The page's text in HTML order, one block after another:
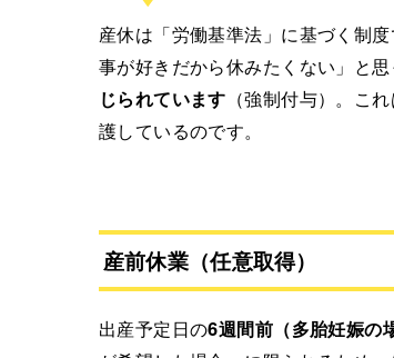
産休は「労働基準法」に基づく制
事が好きだから休みたくない」と思
じられています （強制付与）。こ
護しているのです。
産前休業（任意取得）
出産予定日の6週間前（多胎妊娠の